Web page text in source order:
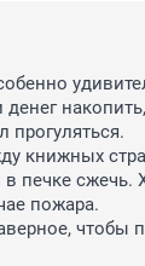
прогуляться.
книжных
печке сжечь.
пожара.
чтобы